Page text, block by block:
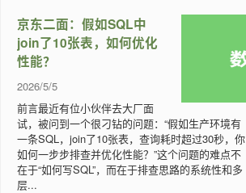
京东二面：假如SQL中
join了10张表，如何优化
性能？
2026/5/5
前言最近有位小伙伴去大厂面
试，被问到一个很刁钻的问题：“假如生产环境有
一条SQL，join了10张表，查询耗时超过30秒，你
如何一步步排查并优化性能？”这个问题的难点不
在于“如何写SQL”，而在于排查思路的系统性和多
层...